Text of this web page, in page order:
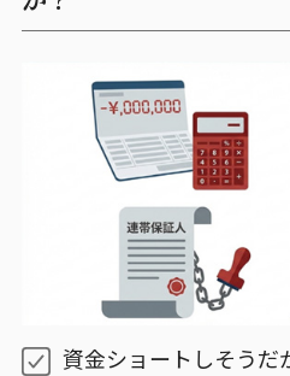
無料相談
資金ショートしそうだ